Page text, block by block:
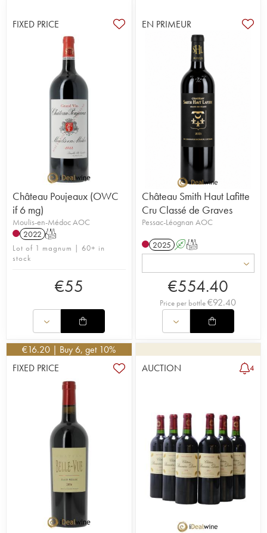
FIXED PRICE
Château Poujeaux (OWC
if 6 mg)
Moulis-en-Médoc AOC
2022 T
Lot of 1 magnum | 60+ in
stock
€55
EN PRIMEUR
Château Smith Haut Lafitte
Cru Classé de Graves
Pessac-Léognan AOC
2025 AT
€554.40
Price per bottle€92.40
€16.20 | Buy 6, get 10%
FIXED PRICE
AUCTION 4